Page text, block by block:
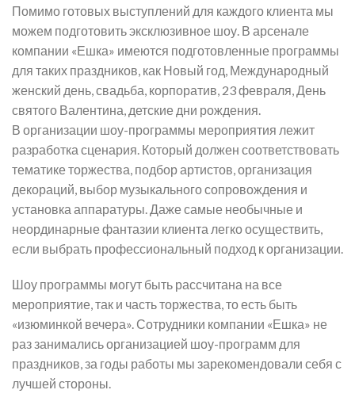
Помимо готовых выступлений для каждого клиента мы
можем подготовить эксклюзивное шоу. В арсенале
компании «Ешка» имеются подготовленные программы
для таких праздников, как Новый год, Международный
женский день, свадьба, корпоратив, 23 февраля, День
святого Валентина, детские дни рождения.
В организации шоу-программы мероприятия лежит
разработка сценария. Который должен соответствовать
тематике торжества, подбор артистов, организация
декораций, выбор музыкального сопровождения и
установка аппаратуры. Даже самые необычные и
неординарные фантазии клиента легко осуществить,
если выбрать профессиональный подход к организации.
Шоу программы могут быть рассчитана на все
мероприятие, так и часть торжества, то есть быть
«изюминкой вечера». Сотрудники компании «Ешка» не
раз занимались организацией шоу-программ для
праздников, за годы работы мы зарекомендовали себя с
лучшей стороны.